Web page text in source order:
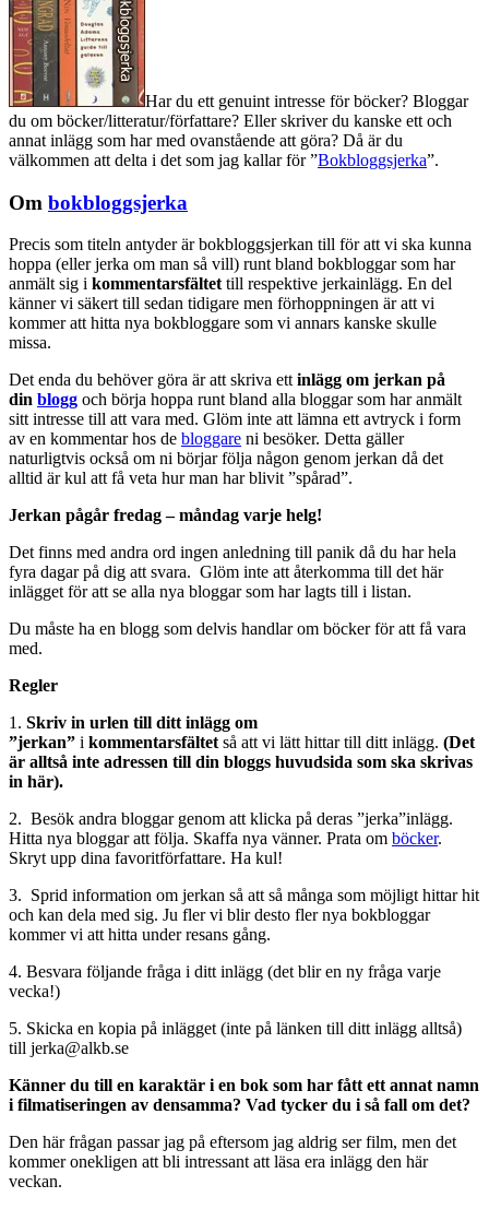
Har du ett genuint intresse för böcker? Bloggar
du om böcker/litteratur/författare? Eller skriver du kanske ett och
annat inlägg som har med ovanstående att göra? Då är du
välkommen att delta i det som jag kallar för ”Bokbloggsjerka”.
Om bokbloggsjerka
Precis som titeln antyder är bokbloggsjerkan till för att vi ska kunna
hoppa (eller jerka om man så vill) runt bland bokbloggar som har
anmält sig i kommentarsfältet till respektive jerkainlägg. En del
känner vi säkert till sedan tidigare men förhoppningen är att vi
kommer att hitta nya bokbloggare som vi annars kanske skulle
missa.
Det enda du behöver göra är att skriva ett inlägg om jerkan på
din blogg och börja hoppa runt bland alla bloggar som har anmält
sitt intresse till att vara med. Glöm inte att lämna ett avtryck i form
av en kommentar hos de bloggare ni besöker. Detta gäller
naturligtvis också om ni börjar följa någon genom jerkan då det
alltid är kul att få veta hur man har blivit ”spårad”.
Jerkan pågår fredag – måndag varje helg!
Det finns med andra ord ingen anledning till panik då du har hela
fyra dagar på dig att svara. Glöm inte att återkomma till det här
inlägget för att se alla nya bloggar som har lagts till i listan.
Du måste ha en blogg som delvis handlar om böcker för att få vara
med.
Regler
1. Skriv in urlen till ditt inlägg om
”jerkan” i kommentarsfältet så att vi lätt hittar till ditt inlägg. (Det
är alltså inte adressen till din bloggs huvudsida som ska skrivas
in här).
2. Besök andra bloggar genom att klicka på deras ”jerka”inlägg.
Hitta nya bloggar att följa. Skaffa nya vänner. Prata om böcker.
Skryt upp dina favoritförfattare. Ha kul!
3. Sprid information om jerkan så att så många som möjligt hittar hit
och kan dela med sig. Ju fler vi blir desto fler nya bokbloggar
kommer vi att hitta under resans gång.
4. Besvara följande fråga i ditt inlägg (det blir en ny fråga varje
vecka!)
5. Skicka en kopia på inlägget (inte på länken till ditt inlägg alltså)
till jerka@alkb.se
Känner du till en karaktär i en bok som har fått ett annat namn
i filmatiseringen av densamma? Vad tycker du i så fall om det?
Den här frågan passar jag på eftersom jag aldrig ser film, men det
kommer onekligen att bli intressant att läsa era inlägg den här
veckan.